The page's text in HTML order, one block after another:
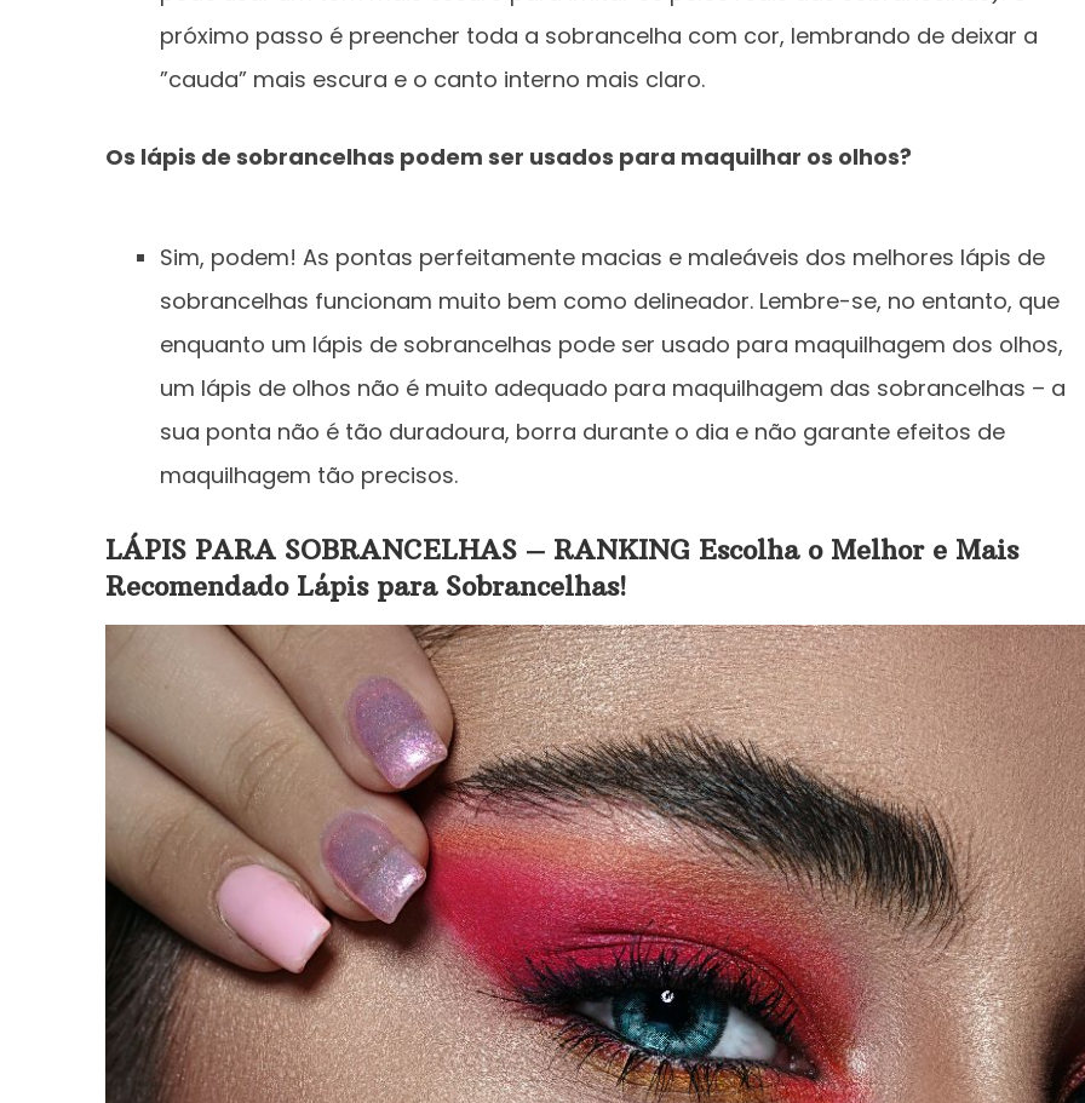
próximo passo é preencher toda a sobrancelha com cor, lembrando de deixar a
”cauda” mais escura e o canto interno mais claro.
Os lápis de sobrancelhas podem ser usados para maquilhar os olhos?
Sim, podem! As pontas perfeitamente macias e maleáveis dos melhores lápis de
sobrancelhas funcionam muito bem como delineador. Lembre-se, no entanto, que
enquanto um lápis de sobrancelhas pode ser usado para maquilhagem dos olhos,
um lápis de olhos não é muito adequado para maquilhagem das sobrancelhas – a
sua ponta não é tão duradoura, borra durante o dia e não garante efeitos de
maquilhagem tão precisos.
LÁPIS PARA SOBRANCELHAS – RANKING Escolha o Melhor e Mais
Recomendado Lápis para Sobrancelhas!